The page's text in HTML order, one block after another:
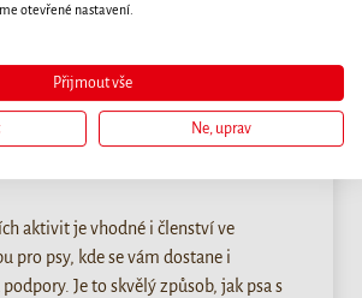
aktivit je vhodné i členství ve
pro psy, kde se vám dostane i
Je to skvělý způsob, jak psa s
otevřené nastavení.
Přijmout vše
Ne, uprav